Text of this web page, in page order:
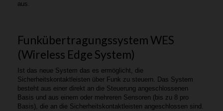
aus.
Funkübertragungssystem WES
(Wireless Edge System)
Ist das neue System das es ermöglicht, die
Sicherheitskontaktleisten über Funk zu steuern. Das System
besteht aus einer direkt an die Steuerung angeschlossenen
Basis und aus einem oder mehreren Sensoren (bis zu 8 pro
Basis), die an die Sicherheitskontaktleisten angeschlossen sind.